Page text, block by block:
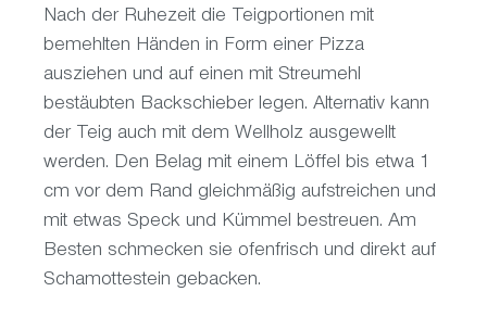
Nach der Ruhezeit die Teigportionen mit
bemehlten Händen in Form einer Pizza
ausziehen und auf einen mit Streumehl
bestäubten Backschieber legen. Alternativ kann
der Teig auch mit dem Wellholz ausgewellt
werden. Den Belag mit einem Löffel bis etwa 1
cm vor dem Rand gleichmäßig aufstreichen und
mit etwas Speck und Kümmel bestreuen. Am
Besten schmecken sie ofenfrisch und direkt auf
Schamottestein gebacken.